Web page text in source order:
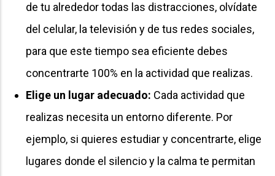
de tu alrededor todas las distracciones, olvídate
del celular, la televisión y de tus redes sociales,
para que este tiempo sea eficiente debes
concentrarte 100% en la actividad que realizas.
Elige un lugar adecuado: Cada actividad que
realizas necesita un entorno diferente. Por
ejemplo, si quieres estudiar y concentrarte, elige
lugares donde el silencio y la calma te permitan